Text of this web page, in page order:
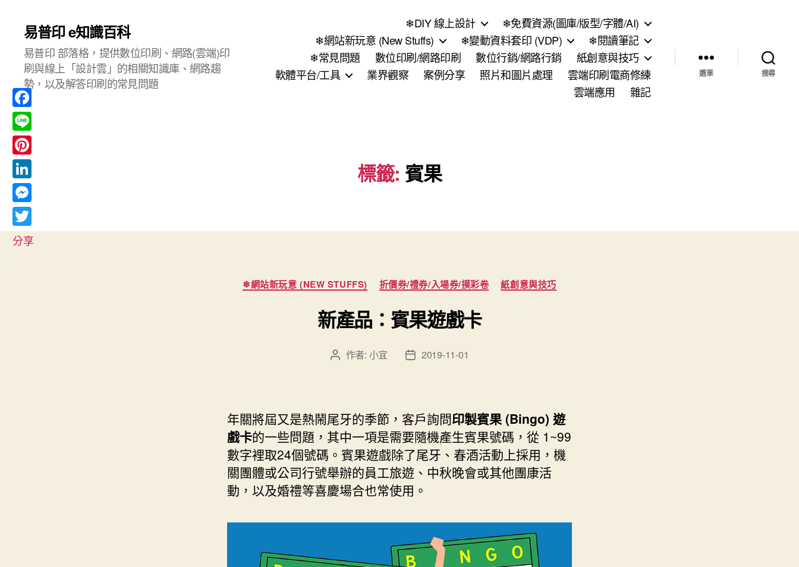
易普印 e知識百科
易普印 部落格，提供數位印刷、網路(雲端)印
刷與線上「設計雲」的相關知識庫、網路趨
勢，以及解答印刷的常見問題
❄DIY 線上設計
❄免費資源(圖庫/版型/字體/AI)
❄網站新玩意 (New Stuffs)
❄變動資料套印 (VDP)
❄閱讀筆記
❄常見問題
數位印刷/網路印刷 數位行銷/網路行銷
紙創意與技巧
軟體平台/工具
業界觀察 案例分享 照片和圖片處理
雲端印刷電商修練
雲端應用
雜記
選單 搜尋
標籤: 賓果
分
類
❄網站新玩意 (NEW STUFFS) 折價券/禮券/入場券/摸彩卷 紙創意與技巧
新產品：賓果遊戲卡
文 作者: 小宜
文
日
期
2019-11-01
年關將屆又是熱鬧尾牙的季節，客戶詢問印製賓果 (Bingo) 遊
戲卡的一些問題，其中一項是需要隨機產生賓果號碼，從 1~99
數字裡取24個號碼。賓果遊戲除了尾牙、春酒活動上採用，機
關團體或公司行號舉辦的員工旅遊、中秋晚會或其他團康活
動，以及婚禮等喜慶場合也常使用。
F
a
c
e
b
o
o
k
L
i
n
e
P
i
n
t
e
L
i
n
k
M
e
s
T
分享